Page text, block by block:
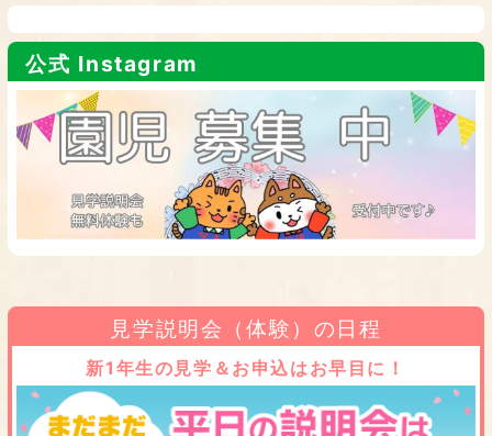
公式 Instagram
見学説明会（体験）の日程
新1年生の見学＆お申込はお早目に！